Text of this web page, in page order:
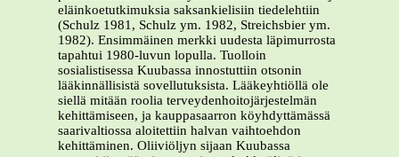
eläinkoetutkimuksia saksankielisiin tiedelehtiin
(Schulz 1981, Schulz ym. 1982, Streichsbier ym.
1982). Ensimmäinen merkki uudesta läpimurrosta
tapahtui 1980-luvun lopulla. Tuolloin
sosialistisessa Kuubassa innostuttiin otsonin
lääkinnällisistä sovellutuksista. Lääkeyhtiöllä ole
siellä mitään roolia terveydenhoitojärjestelmän
kehittämiseen, ja kauppasaarron köyhdyttämässä
saarivaltiossa aloitettiin halvan vaihtoehdon
kehittäminen. Oliiviöljyn sijaan Kuubassa